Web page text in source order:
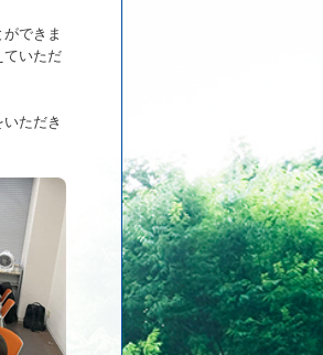
できま
ていただ
ただき